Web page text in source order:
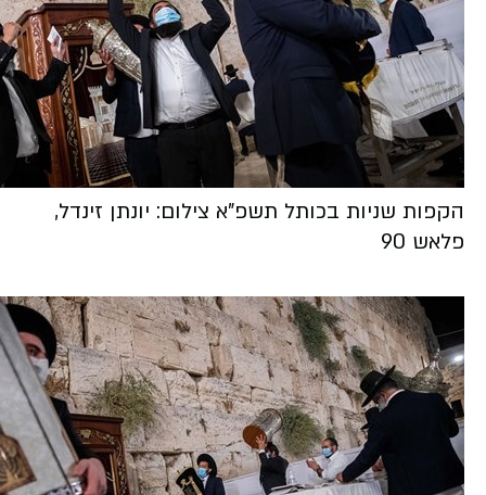
הקפות שניות בכותל תשפ"א צילום: יונתן זינדל,
פלאש 90